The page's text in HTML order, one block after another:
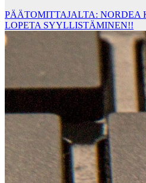
PÄÄTOMITTAJALTA: NORDEA
LOPETA SYYLLISTÄMINEN!!